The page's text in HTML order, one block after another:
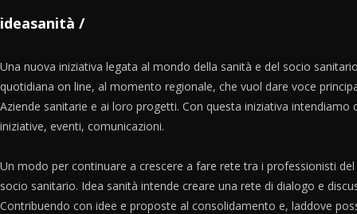
ideasanità
Una nuova iniziativa legata al mondo della sanità e del socio
quotidiana on line, al momento regionale, che vuol dare voce
Aziende sanitarie e ai loro progetti. Con questa iniziativa intendiamo
iniziative, eventi, comunicazioni.
Un modo per continuare a crescere a fare rete tra i professionisti
socio sanitario. Idea sanità intende creare una rete di dialogo e
Contribuendo con idee e proposte al consolidamento e, laddove